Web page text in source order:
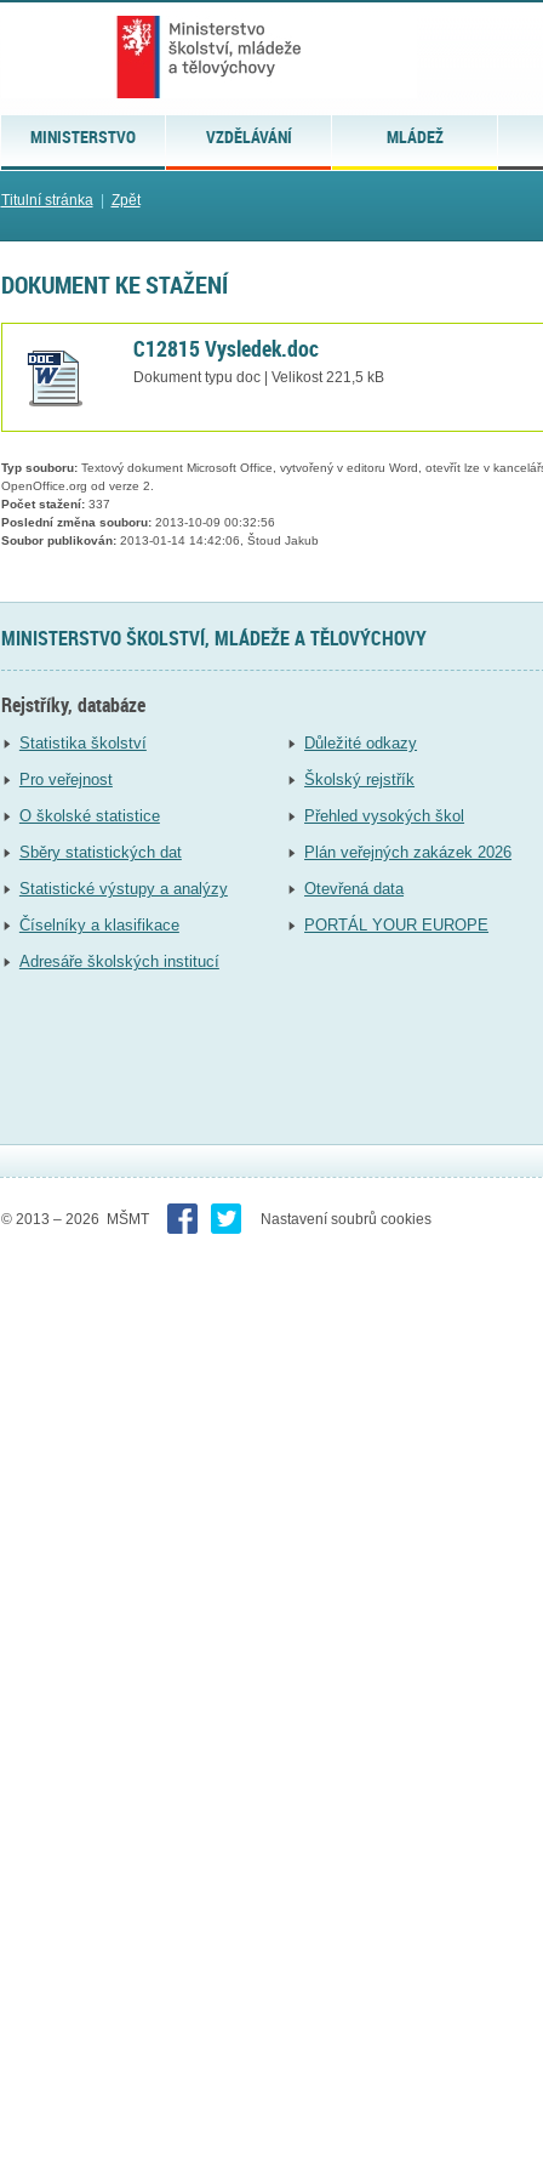
MINISTERSTVO VZDĚLÁVÁNÍ MLÁDEŽ
Titulní stránka| Zpět
DOKUMENT KE STAŽENÍ
C12815 Vysledek.doc
Dokument typu doc | Velikost 221,5 kB
Typ souboru:Textový dokument Microsoft Office, vytvořený v editoru Word, otevřít lze v
OpenOffice.org od verze 2.
Počet stažení:337
Poslední změna souboru:2013-10-09 00:32:56
Soubor publikován:2013-01-14 14:42:06, Štoud Jakub
MINISTERSTVO ŠKOLSTVÍ, MLÁDEŽE A TĚLOVÝCHOVY
Rejstříky, databáze
Statistika školství
Pro veřejnost
O školské statistice
Sběry statistických dat
Statistické výstupy a analýzy
Číselníky a klasifikace
Adresáře školských institucí
Důležité odkazy
Školský rejstřík
Přehled vysokých škol
Plán veřejných zakázek 2026
Otevřená data
PORTÁL YOUR EUROPE
© 2013 – 2026 MŠMT Nastavení soubrů cookies